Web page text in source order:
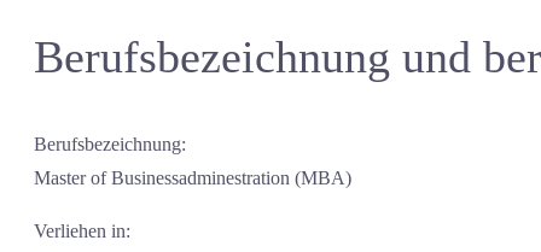
Berufsbezeichnung und
Berufsbezeichnung:
Master of Businessadminestration (MBA)
Verliehen in: